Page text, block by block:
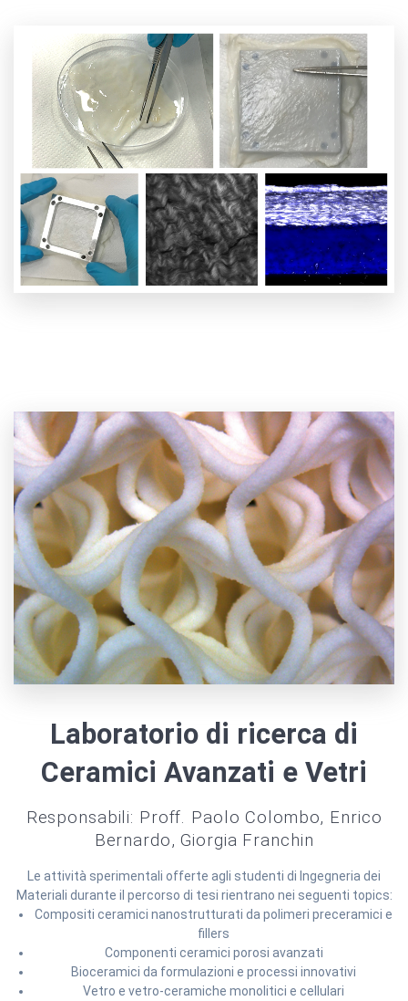
Laboratorio di ricerca di
Ceramici Avanzati e Vetri
Responsabili: Proff. Paolo Colombo, Enrico
Bernardo, Giorgia Franchin
Le attività sperimentali offerte agli studenti di Ingegneria dei
Materiali durante il percorso di tesi rientrano nei seguenti topics:
Compositi ceramici nanostrutturati da polimeri preceramici e
fillers
Componenti ceramici porosi avanzati
Bioceramici da formulazioni e processi innovativi
Vetro e vetro-ceramiche monolitici e cellulari